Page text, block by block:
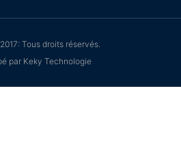
Tous droits réservés.
par Keky Technologie